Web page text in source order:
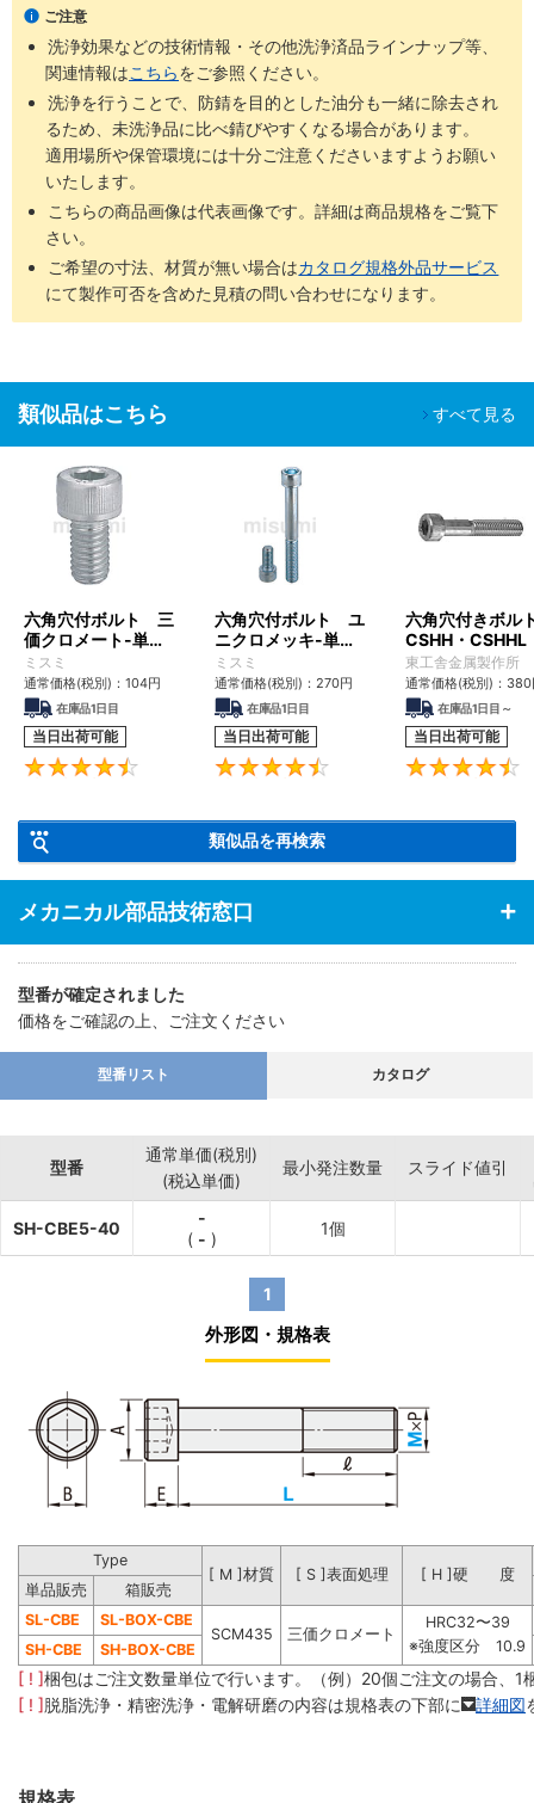
・電解研磨＋精密洗浄（脱気2重梱包）
商品
型番
洗浄方法
梱包形
態
未洗浄品と
比べた効果
ご利用環境（目
□□
脱脂洗浄
防錆梱
包
油分除去 一般環境
通常組立工
程
バッテリー
SH-
□□
精密洗浄
脱気２
重梱包
油分除去
粉塵除去
クリーン環境（ク
ラス10～1,000）
バッテリー
液晶関連組
立後工程
車載カメラ
電解研磨
＋精密洗
浄
クリーン環境（ク
ラス10～1,000）
半導体前工
程
程
■ご留意事項
洗浄を行うことで、防錆を目的とした油分も一緒に除去されるた
め、未洗浄品に比べ錆びやすくなる場合があります。
適用場所や保管環境には十分ご注意くださいますようお願いいたし
ます。
ご注意
洗浄効果などの技術情報・その他洗浄済品ラインナップ等、
関連情報はこちらをご参照ください。
洗浄を行うことで、防錆を目的とした油分も一緒に除去され
るため、未洗浄品に比べ錆びやすくなる場合があります。
適用場所や保管環境には十分ご注意くださいますようお願い
いたします。
こちらの商品画像は代表画像です。詳細は商品規格をご覧下
さい。
ご希望の寸法、材質が無い場合はカタログ規格外品サービス
にて製作可否を含めた見積の問い合わせになります。
類似品はこちら すべて見る
六角穴付ボルト 三
価クロメート-単
品・小箱-
ミスミ
通常価格(税別)： 104円
在庫品1日目
当日出荷可能
4.6
六角穴付ボルト ユ
ニクロメッキ-単
品・小箱-
ミスミ
通常価格(税別)： 270円
在庫品1日目
当日出荷可能
4.5
六角穴付きボル
CSHH・CSHHL
東工舎金属製作所
通常価格(税別)： 380
在庫品1日目～
当日出荷可能
類似品を再検索
メカニカル部品技術窓口
型番が確定されました
価格をご確認の上、ご注文ください
型番リスト カタログ
型番
通常単価(税別)
(税込単価)
最小発注数量 スライド値引
SH-CBE5-40
-
( - )
1個
1
外形図・規格表
Type
[ M ]材質
[ S ]表面処理
[ H ]硬 度
単品販売
箱販売
SL-CBE
SL-BOX-CBE
SCM435
三価クロメート
HRC32〜39
※強度区分 10.9
SH-CBE SH-BOX-CBE
[ ! ]梱包はご注文数量単位で行います。（例）20個ご注文の場合、1
[ ! ]脱脂洗浄・精密洗浄・電解研磨の内容は規格表の下部に 詳細図
規格表